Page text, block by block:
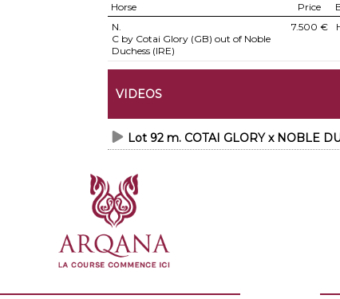
Horse Price
N.
C by Cotai Glory (GB) out of Noble
Duchess (IRE)
7.500 €
VIDEOS
Lot 92 m. COTAI GLORY x NOBLE